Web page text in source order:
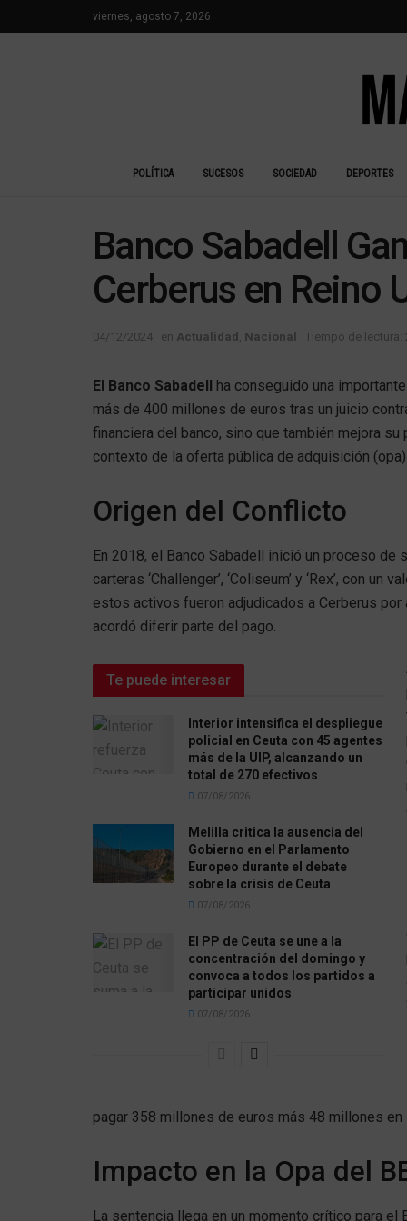
viernes, agosto 7, 2026
POLÍTICA SUCESOS SOCIEDAD DEPORTES
Banco Sabadell
Cerberus en Reino
04/12/2024 en Actualidad Nacional Tiempo de lectura:
El Banco Sabadell ha conseguido una
más de 400 millones de euros tras un juicio
financiera del banco, sino que también mejora
contexto de la oferta pública de adquisición
Origen del Conflicto
En 2018, el Banco Sabadell inició un proceso
carteras ‘Challenger’, ‘Coliseum’ y ‘Rex’, con
estos activos fueron adjudicados a Cerberus
acordó diferir parte del pago.
Te puede interesar
Interior intensifica el despliegue
policial en Ceuta con 45 agentes
más de la UIP, alcanzando un
total de 270 efectivos
07/08/2026
Melilla critica la ausencia del
Gobierno en el Parlamento
Europeo durante el debate
sobre la crisis de Ceuta
07/08/2026
El PP de Ceuta se une a la
concentración del domingo y
convoca a todos los partidos a
participar unidos
07/08/2026
pagar 358 millones de euros más 48 millones
Impacto en la Opa del
La sentencia llega en un momento crítico para